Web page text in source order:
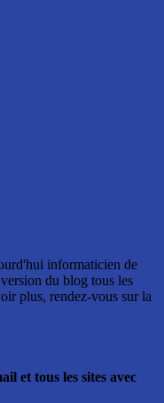
informaticien de
du blog tous les
plus, rendez-vous sur la
et tous les sites avec